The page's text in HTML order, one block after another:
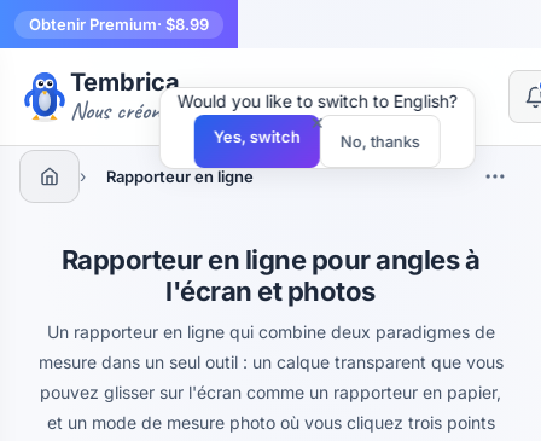
Obtenir Premium· $8.99
Tembrica
Nous créons des outils
› Rapporteur en ligne
Rapporteur en ligne pour angles à
l'écran et photos
Un rapporteur en ligne qui combine deux paradigmes de
mesure dans un seul outil : un calque transparent que vous
pouvez glisser sur l'écran comme un rapporteur en papier,
et un mode de mesure photo où vous cliquez trois points
×
Would you like to switch to English?
Yes, switch No, thanks